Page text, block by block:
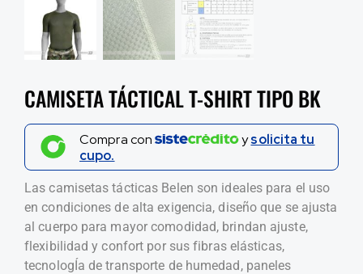
CAMISETA TÁCTICAL T-SHIRT TIPO BK
Compra con ysolicita tu
cupo.
Las camisetas tácticas Belen son ideales para el uso
en condiciones de alta exigencia, diseño que se ajusta
al cuerpo para mayor comodidad, brindan ajuste,
flexibilidad y confort por sus fibras elásticas,
tecnologÍa de transporte de humedad, paneles